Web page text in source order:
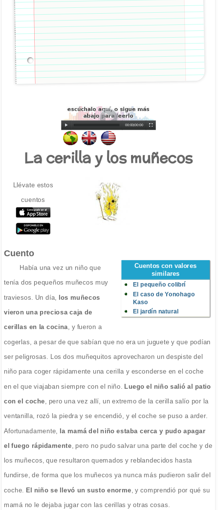
00:00|00:00
La cerilla y los muñecos
Llévate estos
cuentos
Cuento
Cuentos con valores
similares
El pequeño colibrí
El caso de Yonohago
Kaso
El jardín natural
Había una vez un niño que
tenía dos pequeños muñecos muy
traviesos. Un día, los muñecos
vieron una preciosa caja de
cerillas en la cocina, y fueron a
cogerlas, a pesar de que sabían que no era un juguete y que podían
ser peligrosas. Los dos muñequitos aprovecharon un despiste del
niño para coger rápidamente una cerilla y esconderse en el coche
en el que viajaban siempre con el niño. Luego el niño salió al patio
con el coche , pero una vez allí, un extremo de la cerilla salío por la
ventanilla, rozó la piedra y se encendió, y el coche se puso a arder.
Afortunadamente, la mamá del niño estaba cerca y pudo apagar
el fuego rápidamente , pero no pudo salvar una parte del coche y de
los muñecos, que resultaron quemados y reblandecidos hasta
fundirse, de forma que los muñecos ya nunca más pudieron salir del
coche. El niño se llevó un susto enorme , y comprendió por qué su
mamá no le dejaba jugar con las cerillas y otras cosas.